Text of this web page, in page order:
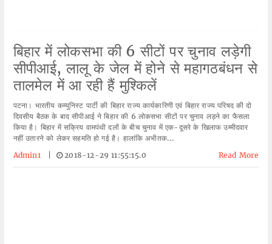
बिहार में लोकसभा की 6 सीटों पर चुनाव लड़ेगी
सीपीआई, लालू के जेल में होने से महागठबंधन से
तालमेल में आ रही हैं मुश्किलें
पटना। भारतीय कम्युनिस्ट पार्टी की बिहार राज्य कार्यकारिणी एवं बिहार राज्य परिषद की दो
दिवसीय बैठक के बाद सीपीआई ने बिहार की 6 लोकसभा सीटों पर चुनाव लड़ने का फैसला
किया है। बिहार में सक्रिय वामपंथी दलों के बीच चुनाव में एक-दूसरे के खिलाफ उम्मीदवार
नहीं उतारने को लेकर सहमति हो गई है। हालांकि अभीतक...
Admin1
2018-12-29 11:55:15.0 Read More